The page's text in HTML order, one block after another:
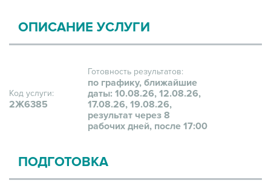
ОПИСАНИЕ УСЛУГИ
Код услуги:
2Ж6385
Готовность результатов:
по графику, ближайшие
даты: 10.08.26, 12.08.26,
17.08.26, 19.08.26,
результат через 8
рабочих дней, после 17:00
ПОДГОТОВКА